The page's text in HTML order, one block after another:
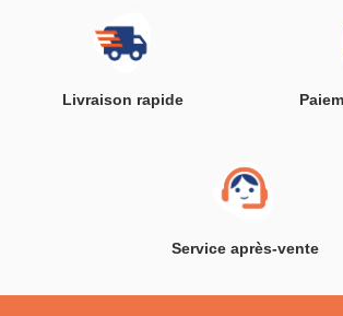
Livraison rapide
Service après-vente